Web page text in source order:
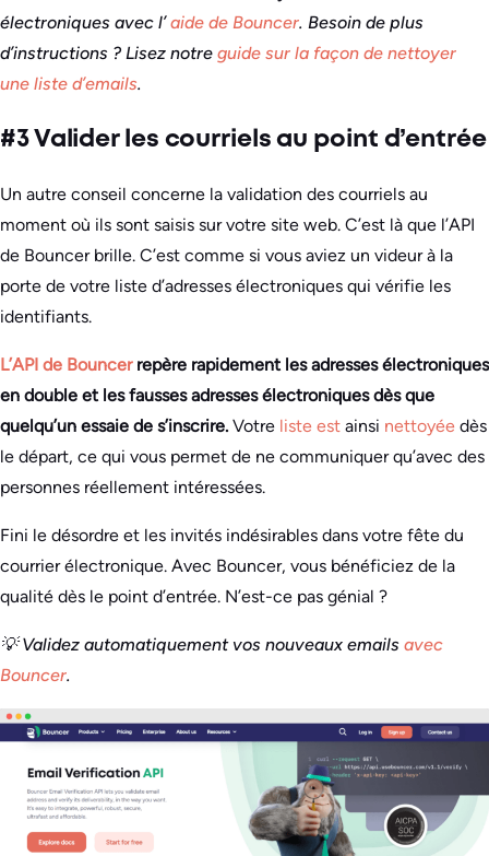
électroniques avec l’ aide de Bouncer. Besoin de plus
d’instructions ? Lisez notre guide sur la façon de nettoyer
une liste d’emails.
#3 Valider les courriels au point d’entrée
Un autre conseil concerne la validation des courriels au
moment où ils sont saisis sur votre site web. C’est là que l’API
de Bouncer brille. C’est comme si vous aviez un videur à la
porte de votre liste d’adresses électroniques qui vérifie les
identifiants.
L’API de Bouncerrepère rapidement les adresses électroniques
en double et les fausses adresses électroniques dès que
quelqu’un essaie de s’inscrire. Votre liste est ainsi nettoyée dès
le départ, ce qui vous permet de ne communiquer qu’avec des
personnes réellement intéressées.
Fini le désordre et les invités indésirables dans votre fête du
courrier électronique. Avec Bouncer, vous bénéficiez de la
qualité dès le point d’entrée. N’est-ce pas génial ?
💡 Validez automatiquement vos nouveaux emails avec
Bouncer.